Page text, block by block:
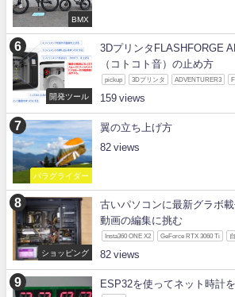
BMX
開発ツール
3DプリンタFLASHFORGE
（コトコト音）の止め方
pickup 3Dプリンタ ADVENTURER3
159
パラグライダー
翼の立ち上げ方
82
ショッピング
古いパソコンに最新グラボ
動画の編集に挑む
Insta360 ONE X2 GeForce RTX 3060 Ti
82
ESP32を使ってネット時計